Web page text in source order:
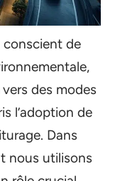
conscient de
des modes
l’adoption de
Dans
nous utilisons